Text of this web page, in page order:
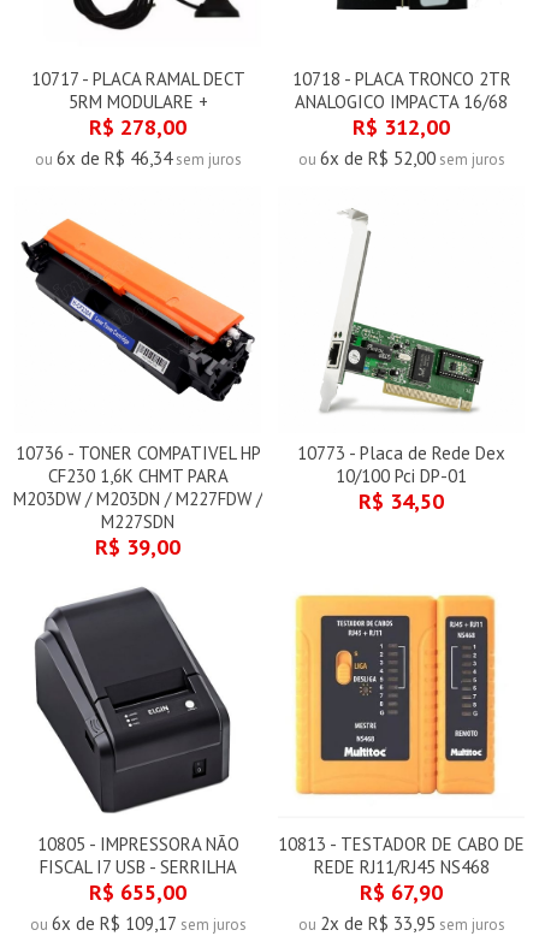
10717 - PLACA RAMAL DECT
5RM MODULARE +
R$ 278,00
ou 6x de R$ 46,34sem juros
10718 - PLACA TRONCO 2TR
ANALOGICO IMPACTA 16/68
R$ 312,00
ou 6x de R$ 52,00sem juros
10736 - TONER COMPATIVEL HP
CF230 1,6K CHMT PARA
M203DW / M203DN / M227FDW /
M227SDN
R$ 39,00
10773 - Placa de Rede Dex
10/100 Pci DP-01
R$ 34,50
10805 - IMPRESSORA NÃO
FISCAL I7 USB - SERRILHA
R$ 655,00
ou 6x de R$ 109,17 sem juros
10813 - TESTADOR DE CABO DE
REDE RJ11/RJ45 NS468
R$ 67,90
ou 2x de R$ 33,95 sem juros